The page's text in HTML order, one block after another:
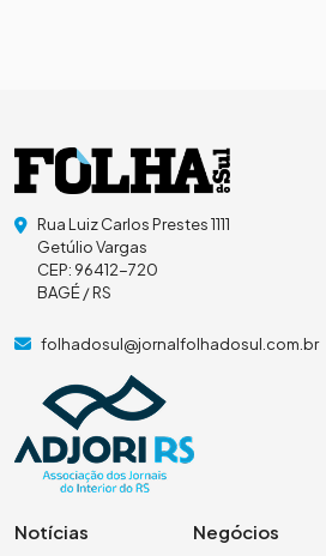
Rua Luiz Carlos Prestes 1111
Getúlio Vargas
CEP: 96412-720
BAGÉ / RS
folhadosul@jornalfolhadosul.com.br
Notícias Negócios